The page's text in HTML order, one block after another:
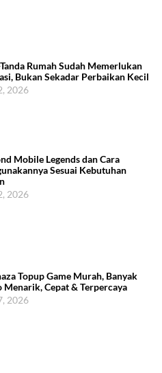
Rumah Sudah Memerlukan
Bukan Sekadar Perbaikan Kecil
2026
Mobile Legends dan Cara
Sesuai Kebutuhan
2026
Topup Game Murah, Banyak
Menarik, Cepat & Terpercaya
2026